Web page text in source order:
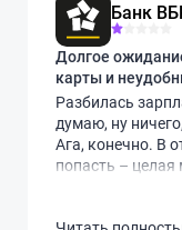
Банк
Долгое
карты и
работы
Разбилась
думаю, ну
Ага, конечно. В
попасть – целая